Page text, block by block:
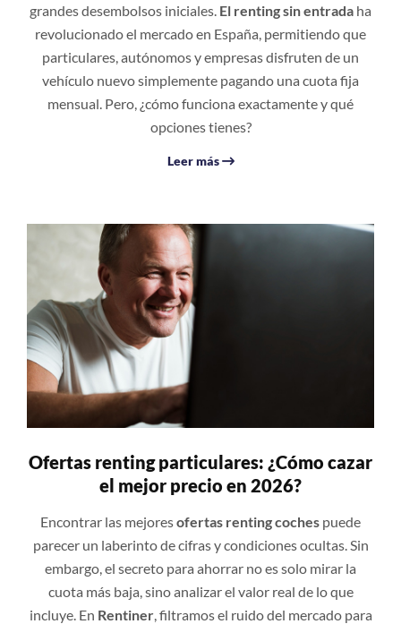
grandes desembolsos iniciales. El renting sin entrada ha
revolucionado el mercado en España, permitiendo que
particulares, autónomos y empresas disfruten de un
vehículo nuevo simplemente pagando una cuota fija
mensual. Pero, ¿cómo funciona exactamente y qué
opciones tienes?
Leer más
Ofertas renting particulares: ¿Cómo cazar
el mejor precio en 2026?
Encontrar las mejoresofertas renting coches puede
parecer un laberinto de cifras y condiciones ocultas. Sin
embargo, el secreto para ahorrar no es solo mirar la
cuota más baja, sino analizar el valor real de lo que
incluye. En Rentiner, filtramos el ruido del mercado para